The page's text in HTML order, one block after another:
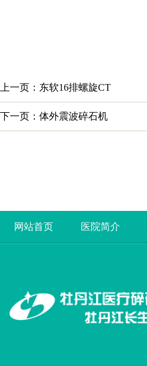
上一页：东软16排螺旋CT
下一页：体外震波碎石机
网站首页 医院简介